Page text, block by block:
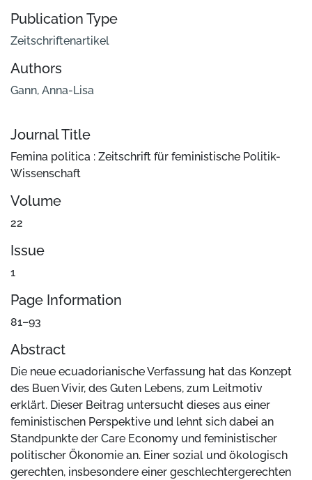
Publication Type
Zeitschriftenartikel
Authors
Gann, Anna-Lisa
Journal Title
Femina politica : Zeitschrift für feministische Politik-
Wissenschaft
Volume
22
Issue
1
Page Information
81–93
Abstract
Die neue ecuadorianische Verfassung hat das Konzept
des Buen Vivir, des Guten Lebens, zum Leitmotiv
erklärt. Dieser Beitrag untersucht dieses aus einer
feministischen Perspektive und lehnt sich dabei an
Standpunkte der Care Economy und feministischer
politischer Ökonomie an. Einer sozial und ökologisch
gerechten, insbesondere einer geschlechtergerechten